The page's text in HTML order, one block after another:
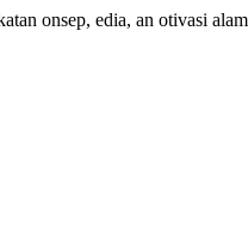
onsep, edia, an otivasi